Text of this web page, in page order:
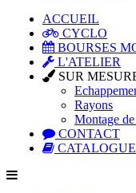
ACCUEIL
CYCLO
BOURSES
L'ATELIER
SUR
Rayons
Montage
CONTACT